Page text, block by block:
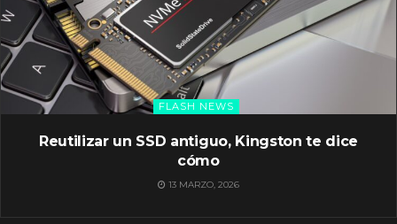
FLASH NEWS
Reutilizar un SSD antiguo, Kingston te dice
cómo
13 MARZO, 2026